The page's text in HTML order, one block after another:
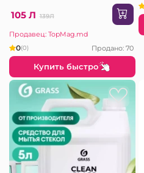
Remover) 500 ML (820186)
105 Л 139Л
Продавец: TopMag.md
0(0) Продано: 70
Купить быстро